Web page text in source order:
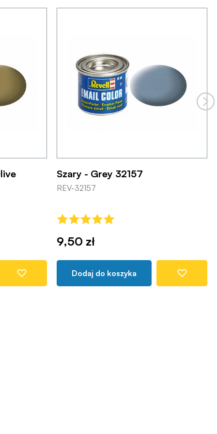
Szary - Grey 32157
REV-32157
9,50 zł
Dodaj do koszyka